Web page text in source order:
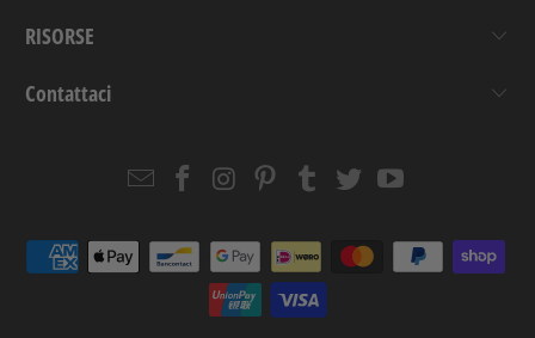
RISORSE
Contattaci
EmailStrapcode
Facebook
Strapcode
Instagram
Strapcode
Pinterest
Strapcode
Tumblr
Strapcode
TwitterYouTube